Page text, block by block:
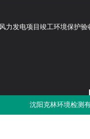
力发电项目竣工环境保护验
沈阳克林环境检测